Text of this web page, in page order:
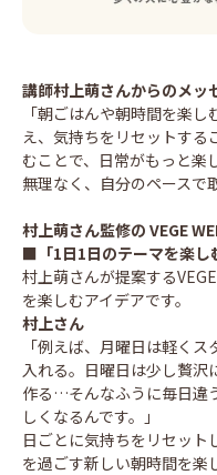
講師村上萌さんからのメッ
「朝ごはんや朝時間を楽
え、気持ちをリセットする
むことで、日常がもっと楽
無理なく、自分のペースで
村上萌さん監修の VEGE
■ 「1日1日のテーマを楽
村上萌さんが提案する
を楽しむアイデアです。
村上さん
「例えば、月曜日は軽く
入れる。日曜日は少し贅沢
作る…そんなふうに毎日違
しくなるんです。」
日ごとに気持ちをリセット
を過ごす新しい朝時間を楽